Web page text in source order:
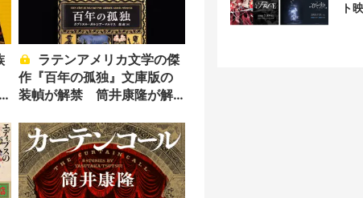
作『百年の孤独』文庫版の
装幀が解禁 筒井康隆が解
ト